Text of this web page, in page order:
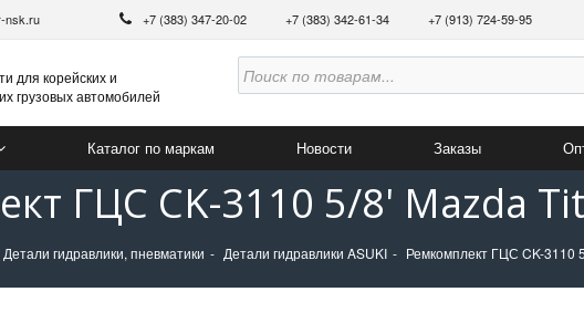
nsk.ru +7 (383) 347-20-02 +7 (383) 342-61-34 +7 (913) 724-59-95
для корейских и
грузовых автомобилей
Каталог по маркам Новости Заказы
ГЦС CK-3110 5/8' Mazda
Детали гидравлики, пневматики Детали гидравлики ASUKI Ремкомплект ГЦС CK-3110